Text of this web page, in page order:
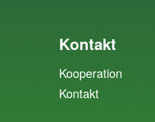
Kontakt
Kooperation
Kontakt